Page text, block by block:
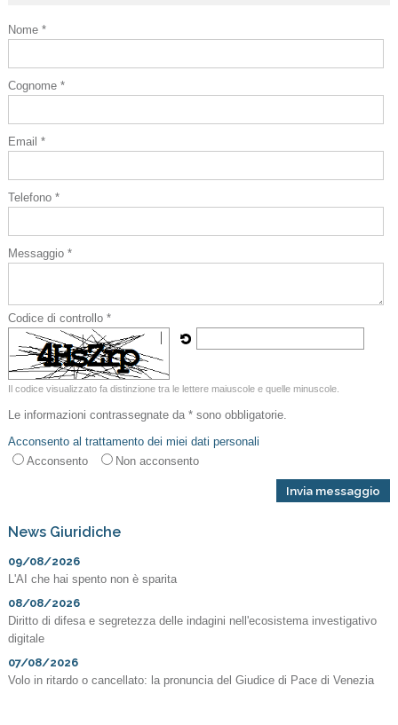
Nome *
Cognome *
Email *
Telefono *
Messaggio *
Codice di controllo *
Il codice visualizzato fa distinzione tra le lettere maiuscole e quelle minuscole.
Le informazioni contrassegnate da * sono obbligatorie.
Acconsento al trattamento dei miei dati personali
Acconsento
Non acconsento
News Giuridiche
09/08/2026
L'AI che hai spento non è sparita
08/08/2026
Diritto di difesa e segretezza delle indagini nell'ecosistema investigativo
digitale
07/08/2026
Volo in ritardo o cancellato: la pronuncia del Giudice di Pace di Venezia